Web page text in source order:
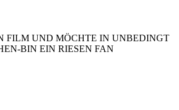
FILM UND MÖCHTE IN UNBEDINGT
BIN EIN RIESEN FAN